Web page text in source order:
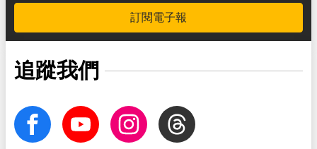
訂閱電子報
追蹤我們
facebook Youtube InstagramThreads